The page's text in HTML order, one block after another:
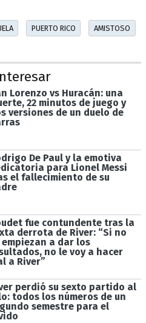
PUERTO RICO AMISTOSO
Lorenzo vs Huracán: una
22 minutos de juego y
versiones de un duelo de
De Paul y la emotiva
para Lionel Messi
el fallecimiento de su
fue contundente tras la
derrota de River: “Si no
empiezan a dar los
no le voy a hacer
a River”
perdió su sexto partido al
todos los números de un
semestre para el